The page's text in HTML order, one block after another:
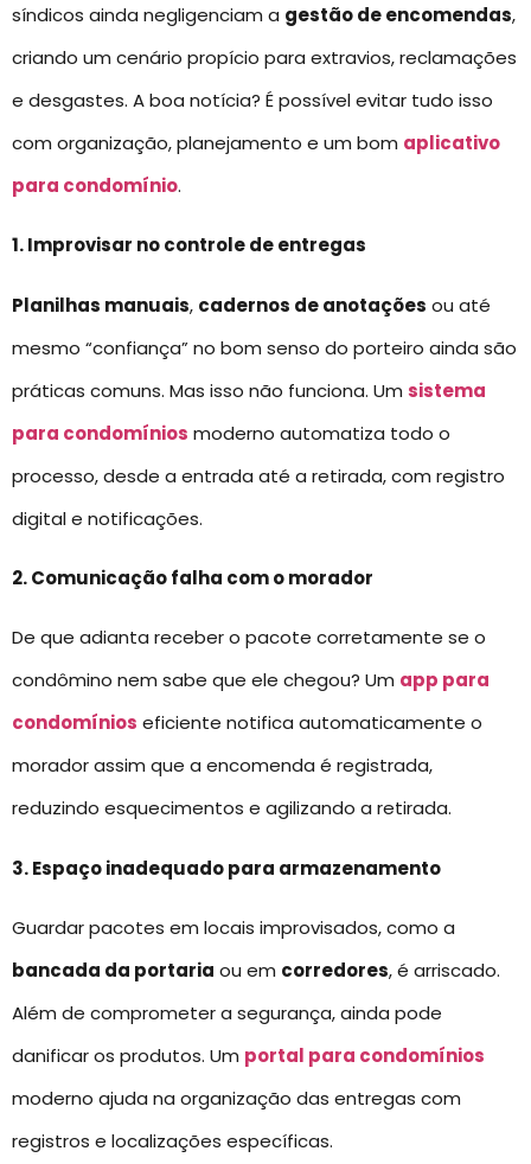
síndicos ainda negligenciam a gestão de encomendas,
criando um cenário propício para extravios, reclamações
e desgastes. A boa notícia? É possível evitar tudo isso
com organização, planejamento e um bom aplicativo
para condomínio.
1. Improvisar no controle de entregas
Planilhas manuais, cadernos de anotações ou até
mesmo “confiança” no bom senso do porteiro ainda são
práticas comuns. Mas isso não funciona. Um sistema
para condomínios moderno automatiza todo o
processo, desde a entrada até a retirada, com registro
digital e notificações.
2. Comunicação falha com o morador
De que adianta receber o pacote corretamente se o
condômino nem sabe que ele chegou? Um app para
condomínios eficiente notifica automaticamente o
morador assim que a encomenda é registrada,
reduzindo esquecimentos e agilizando a retirada.
3. Espaço inadequado para armazenamento
Guardar pacotes em locais improvisados, como a
bancada da portaria ou em corredores, é arriscado.
Além de comprometer a segurança, ainda pode
danificar os produtos. Um portal para condomínios
moderno ajuda na organização das entregas com
registros e localizações específicas.